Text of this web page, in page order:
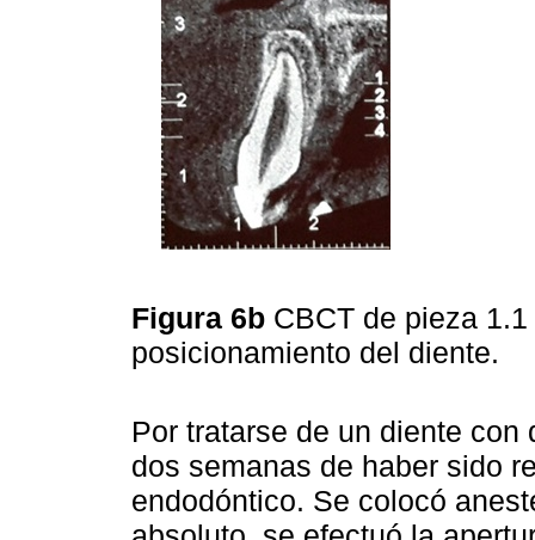
Figura 6b CBCT de pieza
posicionamiento del diente.
Por tratarse de un diente
dos semanas de haber sido
endodóntico. Se colocó